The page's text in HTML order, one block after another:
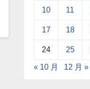
10 11
17 18
24 25
« 10 月 12 月 »